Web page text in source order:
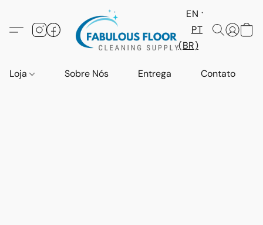
EN
PT
(BR)
Loja Sobre Nós Entrega Contato